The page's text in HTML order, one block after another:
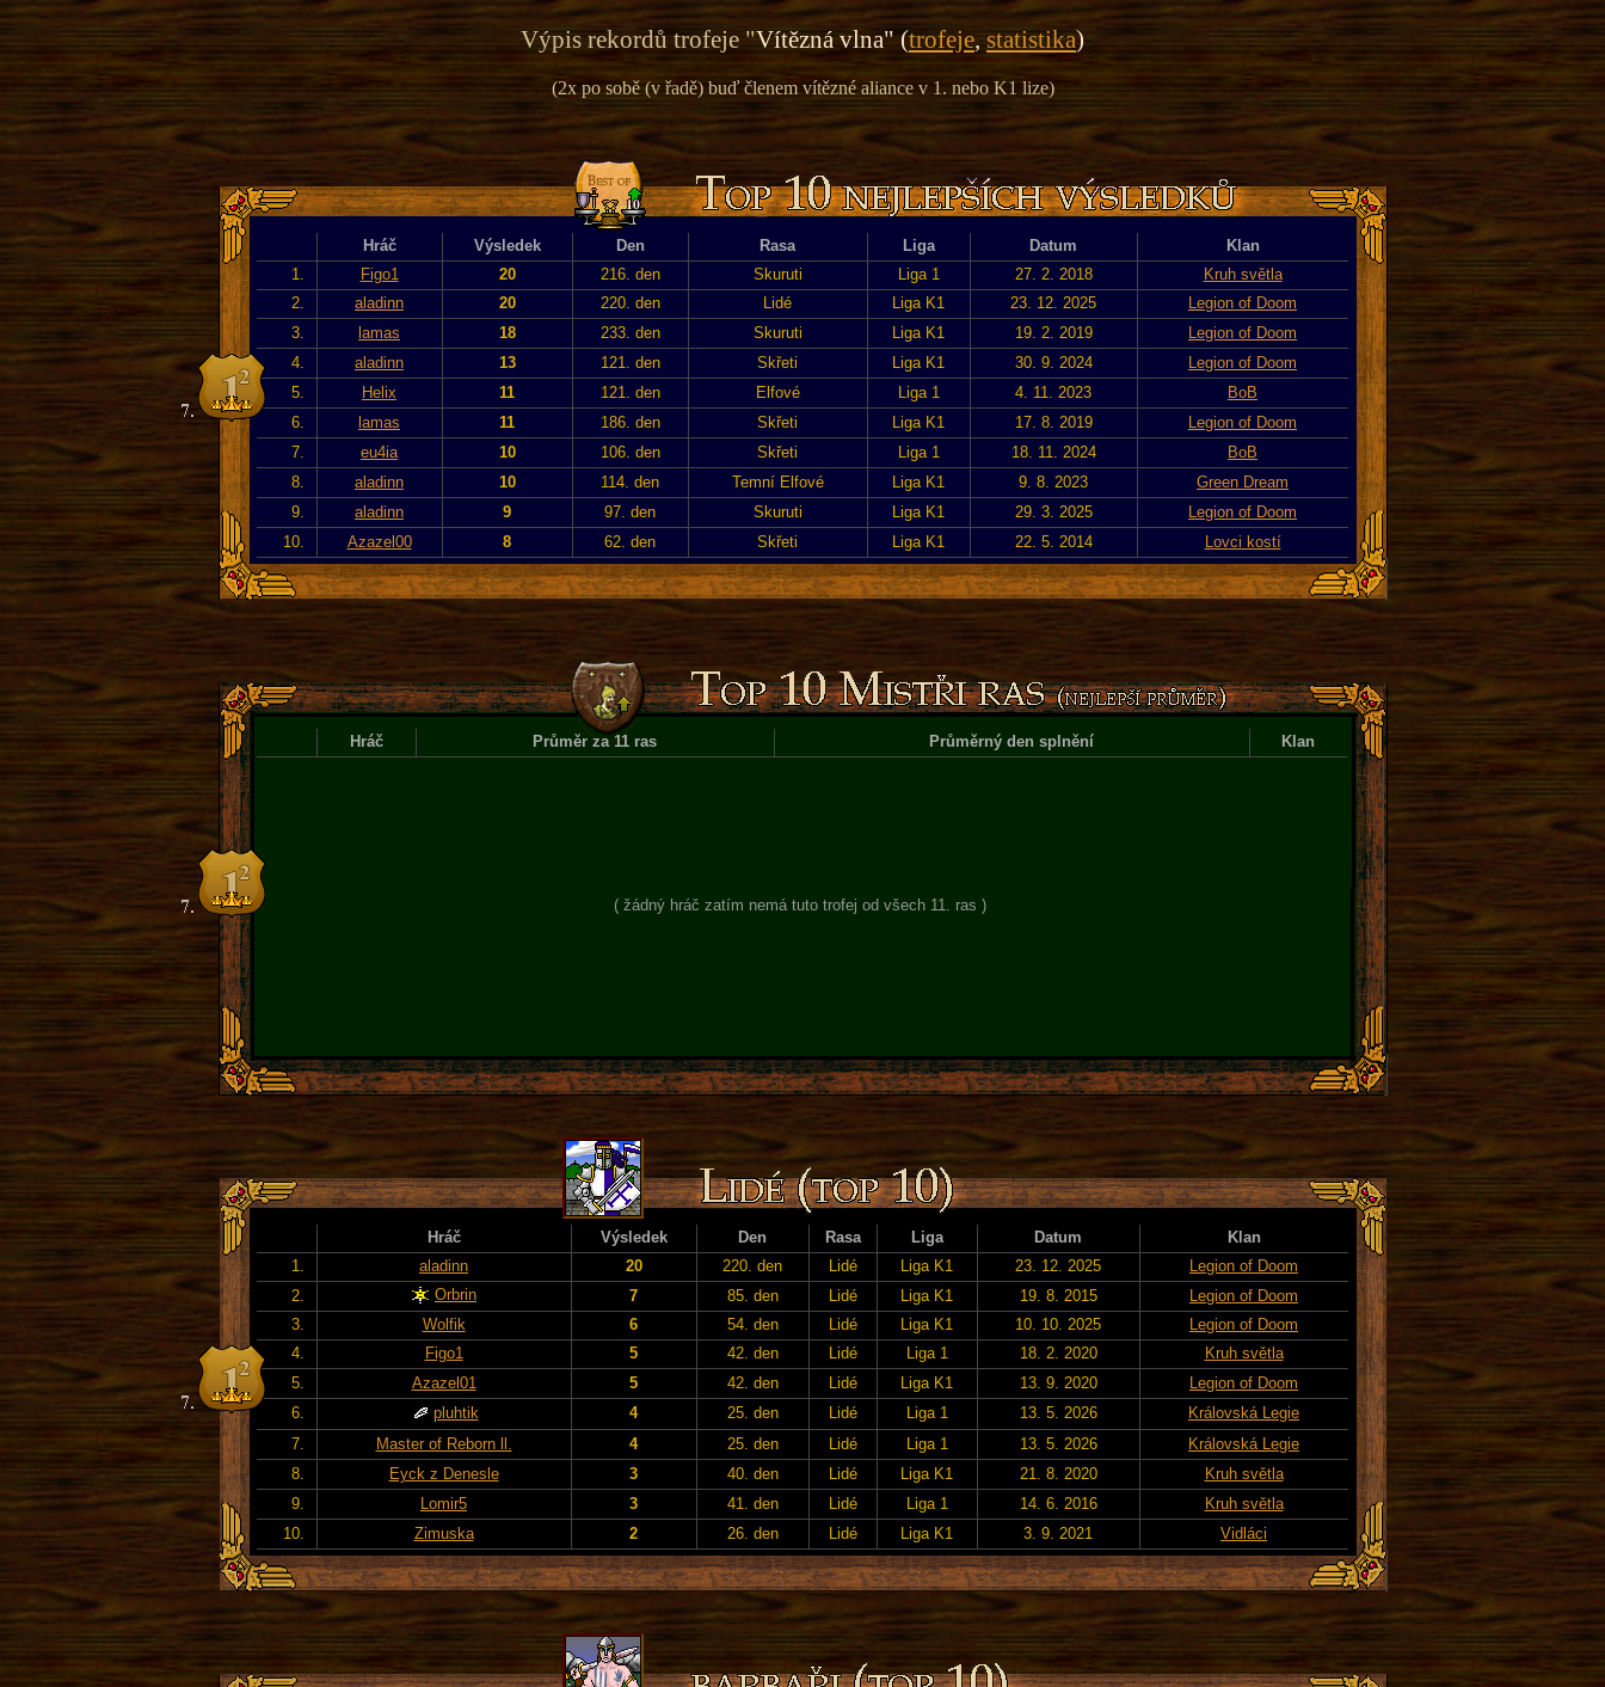
Výpis rekordů trofeje "Vítězná vlna" (trofeje, statistika)
(2x po sobě (v řadě) buď členem vítězné aliance v 1. nebo K1 lize)
Hráč Výsledek Den Rasa Liga Datum
Klan
1.
Figo1 20 216. den Skuruti Liga 1 27. 2. 2018
Kruh světla
2.
aladinn 20 220. den Lidé Liga K1 23. 12. 2025
Legion of Doom
3.
lamas 18 233. den Skuruti Liga K1 19. 2. 2019
Legion of Doom
4.
aladinn 13 121. den Skřeti Liga K1 30. 9. 2024
Legion of Doom
5.
Helix 11 121. den Elfové Liga 1 4. 11. 2023
BoB
6.
lamas 11 186. den Skřeti Liga K1 17. 8. 2019
Legion of Doom
7.
eu4ia 10 106. den Skřeti Liga 1 18. 11. 2024
BoB
8.
aladinn 10 114. den Temní Elfové Liga K1 9. 8. 2023
Green Dream
9.
aladinn 9 97. den Skuruti Liga K1 29. 3. 2025
Legion of Doom
10.
Azazel00 8 62. den Skřeti Liga K1 22. 5. 2014 Lovci kostí
Hráč Průměr za 11 ras Průměrný den splnění Klan
( žádný hráč zatím nemá tuto trofej od všech 11. ras )
Hráč Výsledek Den Rasa Liga Datum
Klan
1.
aladinn 20 220. den Lidé Liga K1 23. 12. 2025
Legion of Doom
2.
Orbrin 7 85. den Lidé Liga K1 19. 8. 2015
Legion of Doom
3.
Wolfik 6 54. den Lidé Liga K1 10. 10. 2025
Legion of Doom
4.
Figo1 5 42. den Lidé Liga 1 18. 2. 2020
Kruh světla
5.
Azazel01 5 42. den Lidé Liga K1 13. 9. 2020
Legion of Doom
6.
pluhtik 4 25. den Lidé Liga 1 13. 5. 2026
Královská Legie
7.
Master of Reborn ll. 4 25. den Lidé Liga 1 13. 5. 2026
Královská Legie
8.
Eyck z Denesle 3 40. den Lidé Liga K1 21. 8. 2020
Kruh světla
9.
Lomir5 3 41. den Lidé Liga 1 14. 6. 2016
Kruh světla
10.
Zimuska 2 26. den Lidé Liga K1 3. 9. 2021 Vidláci